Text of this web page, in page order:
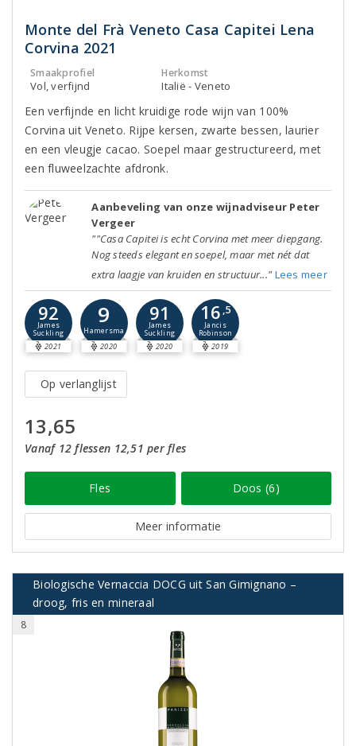
Monte del Frà Veneto Casa Capitei Lena
Corvina 2021
Smaakprofiel
Vol, verfijnd
Herkomst
Italië - Veneto
Een verfijnde en licht kruidige rode wijn van 100%
Corvina uit Veneto. Rijpe kersen, zwarte bessen, laurier
en een vleugje cacao. Soepel maar gestructureerd, met
een fluweelzachte afdronk.
Aanbeveling van onze wijnadviseur Peter
Vergeer
""Casa Capitei is echt Corvina met meer diepgang.
Nog steeds elegant en soepel, maar met nét dat
extra laagje van kruiden en structuur..." Lees meer
92
James
Suckling
2021
9
Hamersma
2020
91
James
Suckling
2020
16 ,5
Jancis
Robinson
2019
Op verlanglijst
13,65
Vanaf 12 flessen 12,51 per fles
Fles Doos (6)
Meer informatie
Biologische Vernaccia DOCG uit San Gimignano –
droog, fris en mineraal
8